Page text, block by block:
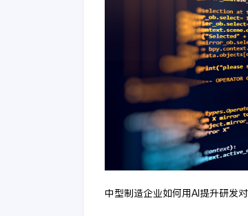
中型制造企业如何用AI提升研发